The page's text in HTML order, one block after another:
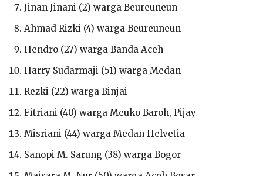
Jinan Jinani (2) warga Beureuneun
Ahmad Rizki (4) warga Beureuneun
Hendro (27) warga Banda Aceh
Harry Sudarmaji (51) warga Medan
Rezki (22) warga Binjai
Fitriani (40) warga Meuko Baroh, Pijay
Misriani (44) warga Medan Helvetia
Sanopi M. Sarung (38) warga Bogor